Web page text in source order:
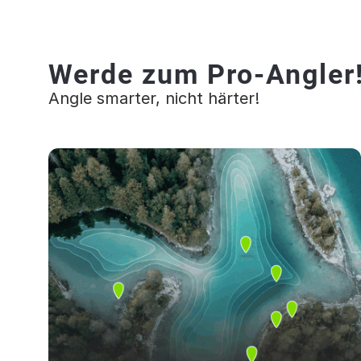
Werde zum Pro-
Angle smarter, nicht härter!